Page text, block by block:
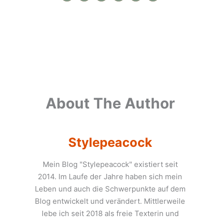
About The Author
Stylepeacock
Mein Blog "Stylepeacock" existiert seit
2014. Im Laufe der Jahre haben sich mein
Leben und auch die Schwerpunkte auf dem
Blog entwickelt und verändert. Mittlerweile
lebe ich seit 2018 als freie Texterin und